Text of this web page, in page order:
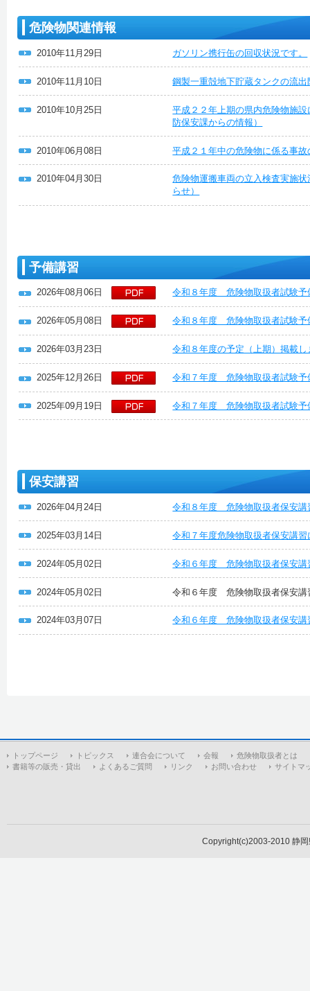
危険物関連情報
2010年11月29日 ガソリン携行缶の回収状況です。
2010年11月10日 鋼製一重殻地下貯蔵タンクの流
2010年10月25日
平成２２年上期の県内危険物施
防保安課からの情報）
2010年06月08日 平成２１年中の危険物に係る事
2010年04月30日
危険物運搬車両の立入検査実施
らせ）
予備講習
2026年08月06日 令和８年度 危険物取扱者試験
2026年05月08日 令和８年度 危険物取扱者試験
2026年03月23日 令和８年度の予定（上期）掲載し
2025年12月26日 令和７年度 危険物取扱者試験
2025年09月19日 令和７年度 危険物取扱者試験
保安講習
2026年04月24日 令和８年度 危険物取扱者保安講
2025年03月14日 令和７年度危険物取扱者保安講習
2024年05月02日 令和６年度 危険物取扱者保安講
2024年05月02日 令和６年度 危険物取扱者保安講
2024年03月07日 令和６年度 危険物取扱者保安講
トップページ トピックス 連合会について 会報
危険物取扱者とは
書籍等の販売・貸出
よくあるご質問 リンク お問い合わせ サイトマ
Copyright(c)2003-2010 静